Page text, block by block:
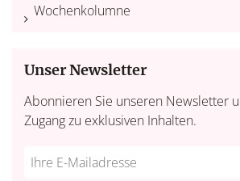
Wochenkolumne
Unser Newsletter
Abonnieren Sie unseren Newsletter
Zugang zu exklusiven Inhalten.
Do
*Ihre